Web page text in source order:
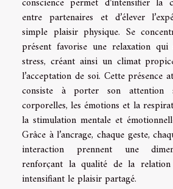
entre partenaires et d’élever
simple plaisir physique. Se
présent favorise une relaxation
stress, créant ainsi un climat
l’acceptation de soi. Cette présence
consiste à porter son attention
corporelles, les émotions et la
la stimulation mentale et
Grâce à l’ancrage, chaque geste,
interaction prennent une
renforçant la qualité de la
intensifiant le plaisir partagé.